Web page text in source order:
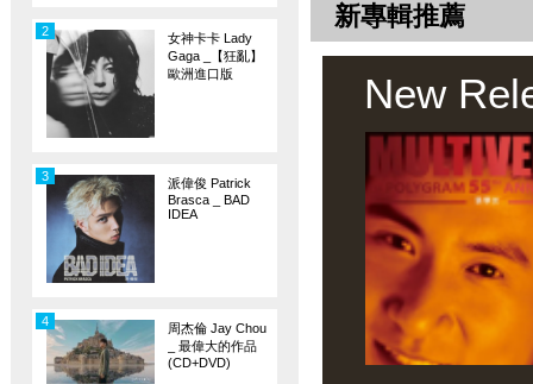
女神卡卡 Lady
Gaga _【狂亂】
歐洲進口版
2
派偉俊 Patrick
Brasca _ BAD
IDEA
3
周杰倫 Jay Chou
_ 最偉大的作品
(CD+DVD)
4
新專輯推薦
New